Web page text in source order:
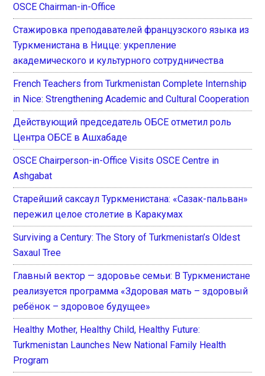
OSCE Chairman-in-Office
Стажировка преподавателей французского языка из
Туркменистана в Ницце: укрепление
академического и культурного сотрудничества
French Teachers from Turkmenistan Complete Internship
in Nice: Strengthening Academic and Cultural Cooperation
Действующий председатель ОБСЕ отметил роль
Центра ОБСЕ в Ашхабаде
OSCE Chairperson-in-Office Visits OSCE Centre in
Ashgabat
Старейший саксаул Туркменистана: «Сазак-пальван»
пережил целое столетие в Каракумах
Surviving a Century: The Story of Turkmenistan’s Oldest
Saxaul Tree
Главный вектор — здоровье семьи: В Туркменистане
реализуется программа «Здоровая мать – здоровый
ребёнок – здоровое будущее»
Healthy Mother, Healthy Child, Healthy Future:
Turkmenistan Launches New National Family Health
Program